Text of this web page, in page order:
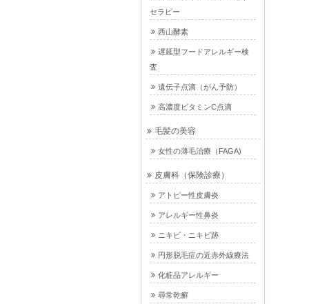
セラピー
西山酵素
遅延型フードアレルギー検
査
遺伝子点滴（がん予防）
高濃度ビタミンC点滴
毛髪の美容
女性の薄毛治療（FAGA)
皮膚科（保険診療）
アトピー性皮膚炎
アレルギー性鼻炎
ニキビ・ニキビ跡
円形脱毛症の近赤外線療法
化粧品アレルギー
尋常乾癬